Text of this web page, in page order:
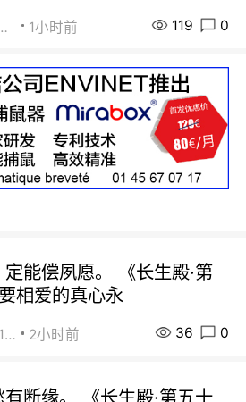
2015 1小时前 119 0
能偿夙愿。 《长生殿·第
相爱的真心永
街友21416156 2小时前 36 0
断缘。 《长生殿·第五十